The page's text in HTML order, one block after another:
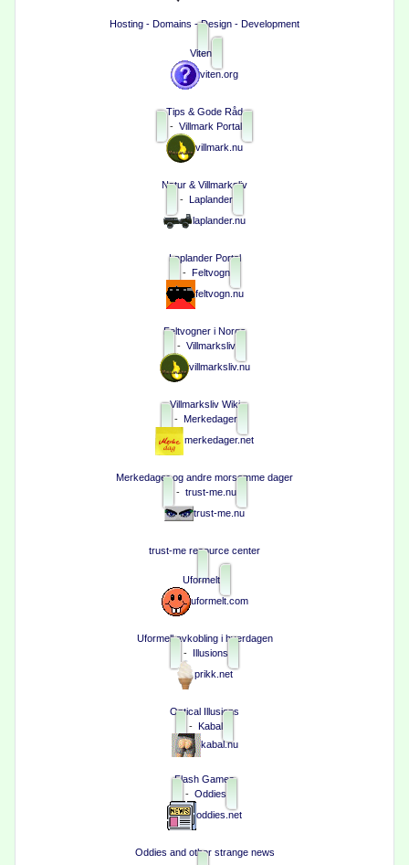
Hosting - Domains - Design - Development
Viten
viten.org
Tips & Gode Råd
- Villmark Portal
villmark.nu
Natur & Villmarksliv
- Laplander
laplander.nu
Laplander Portal
- Feltvogn
feltvogn.nu
Feltvogner i Norge
- Villmarksliv
villmarksliv.nu
Villmarksliv Wiki
- Merkedager
merkedager.net
Merkedager og andre morsomme dager
- trust-me.nu
trust-me.nu
trust-me resource center
Uformelt
uformelt.com
Uformell avkobling i hverdagen
- Illusions
prikk.net
Optical Illusions
- Kabal
kabal.nu
Flash Games
- Oddies
oddies.net
Oddies and other strange news